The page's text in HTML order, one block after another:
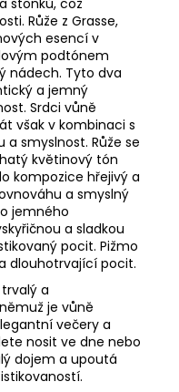
Růže z Grasse,
esencí v
podtónem
nádech. Tyto dva
a jemný
Srdci vůně
však v kombinaci s
smyslnost. Růže se
květinový tón
kompozice hřejivý a
a smyslný
jemného
a sladkou
pocit. Pižmo
dlouhotrvající pocit.
a
je vůně
večery a
nosit ve dne nebo
dojem a upoutá